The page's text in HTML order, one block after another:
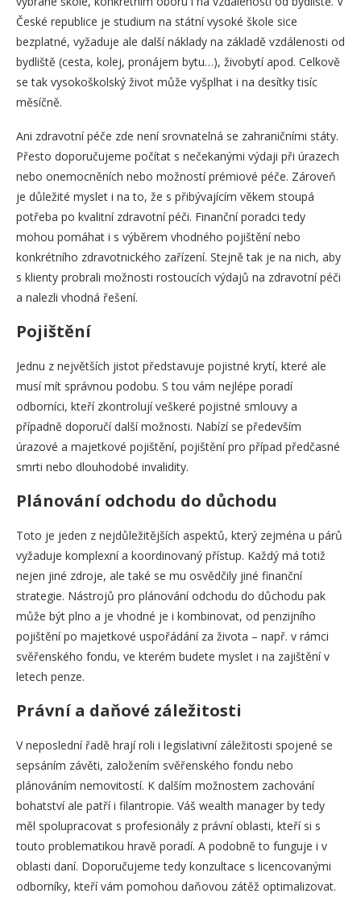
České republice je studium na státní vysoké škole sice
bezplatné, vyžaduje ale další náklady na základě vzdálenosti od
bydliště (cesta, kolej, pronájem bytu…), živobytí apod. Celkově
se tak vysokoškolský život může vyšplhat i na desítky tisíc
měsíčně.
Ani zdravotní péče zde není srovnatelná se zahraničními státy.
Přesto doporučujeme počítat s nečekanými výdaji při úrazech
nebo onemocněních nebo možností prémiové péče. Zároveň
je důležité myslet i na to, že s přibývajícím věkem stoupá
potřeba po kvalitní zdravotní péči. Finanční poradci tedy
mohou pomáhat i s výběrem vhodného pojištění nebo
konkrétního zdravotnického zařízení. Stejně tak je na nich, aby
s klienty probrali možnosti rostoucích výdajů na zdravotní péči
a nalezli vhodná řešení.
Pojištění
Jednu z největších jistot představuje pojistné krytí, které ale
musí mít správnou podobu. S tou vám nejlépe poradí
odborníci, kteří zkontrolují veškeré pojistné smlouvy a
případně doporučí další možnosti. Nabízí se především
úrazové a majetkové pojištění, pojištění pro případ předčasné
smrti nebo dlouhodobé invalidity.
Plánování odchodu do důchodu
Toto je jeden z nejdůležitějších aspektů, který zejména u párů
vyžaduje komplexní a koordinovaný přístup. Každý má totiž
nejen jiné zdroje, ale také se mu osvědčily jiné finanční
strategie. Nástrojů pro plánování odchodu do důchodu pak
může být plno a je vhodné je i kombinovat, od penzijního
pojištění po majetkové uspořádání za života – např. v rámci
svěřenského fondu, ve kterém budete myslet i na zajištění v
letech penze.
Právní a daňové záležitosti
V neposlední řadě hrají roli i legislativní záležitosti spojené se
sepsáním závěti, založením svěřenského fondu nebo
plánováním nemovitostí. K dalším možnostem zachování
bohatství ale patří i filantropie. Váš wealth manager by tedy
měl spolupracovat s profesionály z právní oblasti, kteří si s
touto problematikou hravě poradí. A podobně to funguje i v
oblasti daní. Doporučujeme tedy konzultace s licencovanými
odborníky, kteří vám pomohou daňovou zátěž optimalizovat.